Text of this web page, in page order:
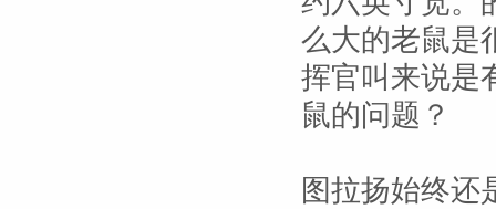
么大的老鼠是
挥官叫来说是
鼠的问题？
图拉扬始终还